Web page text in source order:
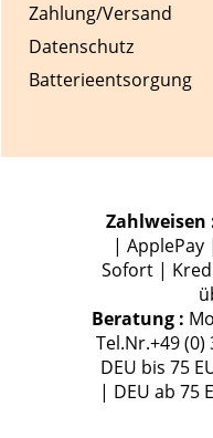
Zahlung/Versand
Datenschutz
Batterieentsorgung
Zahlweisen
| ApplePay
Sofort |
Beratung :
Tel.Nr.+49 (0)
DEU bis 75
| DEU ab 75